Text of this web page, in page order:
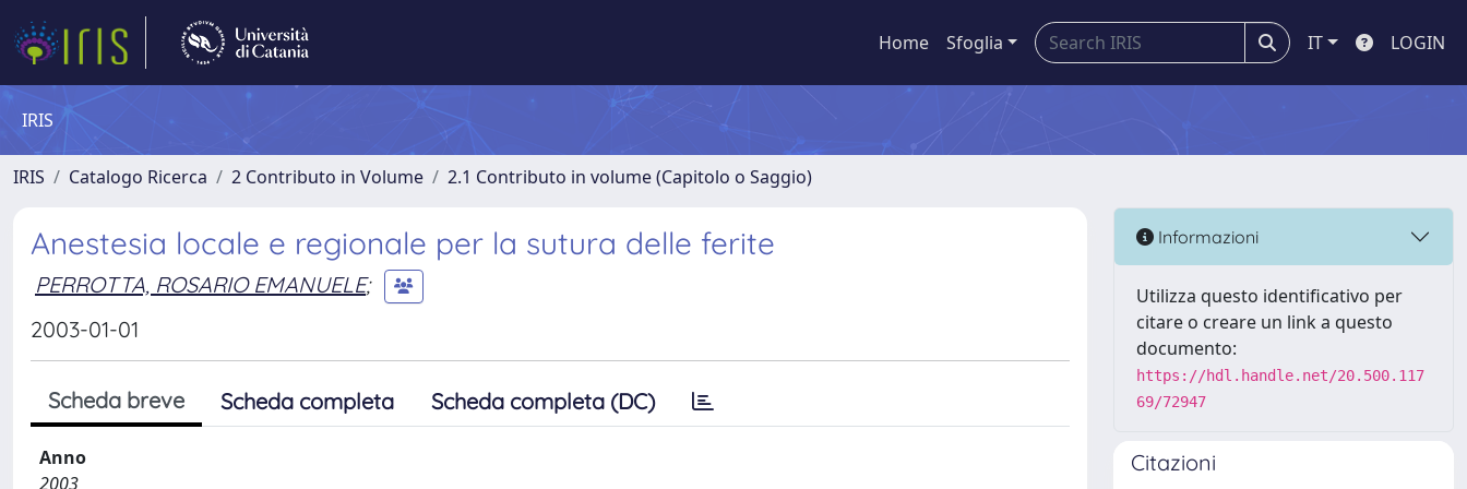
Home Sfoglia IT LOGIN
IRIS
IRIS Catalogo Ricerca 2 Contributo in Volume 2.1 Contributo in volume (Capitolo o Saggio)
Anestesia locale e regionale per la sutura delle ferite
PERROTTA, ROSARIO EMANUELE;
2003-01-01
Scheda breve Scheda completa Scheda completa (DC)
Anno
2003
Informazioni
Utilizza questo identificativo per
citare o creare un link a questo
documento:
https://hdl.handle.net/20.500.117
69/72947
Citazioni